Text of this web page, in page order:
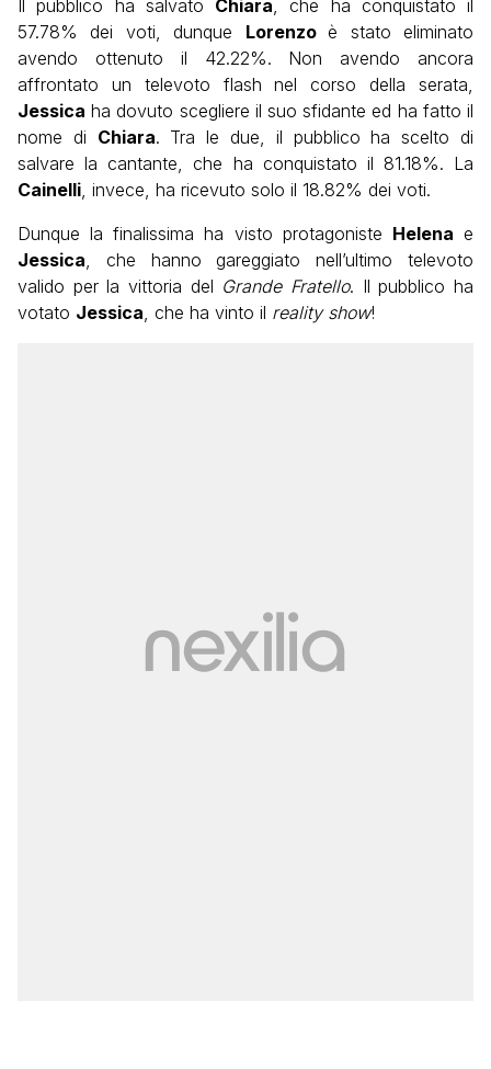
Il pubblico ha salvato Chiara, che ha conquistato il
57.78% dei voti, dunque Lorenzoè stato eliminato
avendo ottenuto il 42.22%. Non avendo ancora
affrontato un televoto flash nel corso della serata,
Jessica ha dovuto scegliere il suo sfidante ed ha fatto il
nome di Chiara. Tra le due, il pubblico ha scelto di
salvare la cantante, che ha conquistato il 81.18%. La
Cainelli, invece, ha ricevuto solo il 18.82% dei voti.
Dunque la finalissima ha visto protagoniste Helena e
Jessica, che hanno gareggiato nell’ultimo televoto
valido per la vittoria del Grande Fratello. Il pubblico ha
votato Jessica, che ha vinto il reality show!